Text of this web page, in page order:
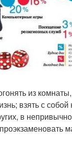
из
взять с
в